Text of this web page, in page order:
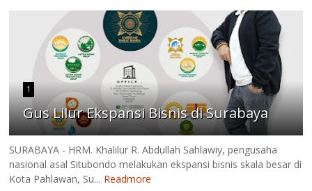
1
Gus Lilur Ekspansi Bisnis di Surabaya
SURABAYA - HRM. Khalilur R. Abdullah Sahlawiy, pengusaha
nasional asal Situbondo melakukan ekspansi bisnis skala besar di
Kota Pahlawan, Su... Readmore